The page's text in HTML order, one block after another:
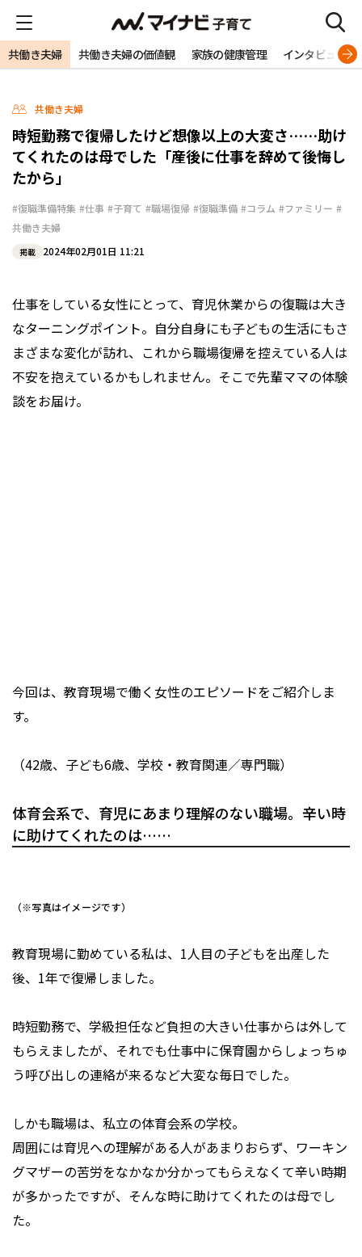
共働き夫婦 共働き夫婦の価値観 家族の健康管理 インタビュー
共働き夫婦
時短勤務で復帰したけど想像以上の大変さ……助け
てくれたのは母でした「産後に仕事を辞めて後悔し
たから」
#復職準備特集 #仕事 #子育て #職場復帰 #復職準備 #コラム #ファミリー #
共働き夫婦
掲載 2024年02月01日 11:21
仕事をしている女性にとって、育児休業からの復職は大き
なターニングポイント。自分自身にも子どもの生活にもさ
まざまな変化が訪れ、これから職場復帰を控えている人は
不安を抱えているかもしれません。そこで先輩ママの体験
談をお届け。
今回は、教育現場で働く女性のエピソードをご紹介しま
す。
（42歳、子ども6歳、学校・教育関連／専門職）
体育会系で、育児にあまり理解のない職場。辛い時
に助けてくれたのは……
（※写真はイメージです）
教育現場に勤めている私は、1人目の子どもを出産した
後、1年で復帰しました。
時短勤務で、学級担任など負担の大きい仕事からは外して
もらえましたが、それでも仕事中に保育園からしょっちゅ
う呼び出しの連絡が来るなど大変な毎日でした。
しかも職場は、私立の体育会系の学校。
周囲には育児への理解がある人があまりおらず、ワーキン
グマザーの苦労をなかなか分かってもらえなくて辛い時期
が多かったですが、そんな時に助けてくれたのは母でし
た。